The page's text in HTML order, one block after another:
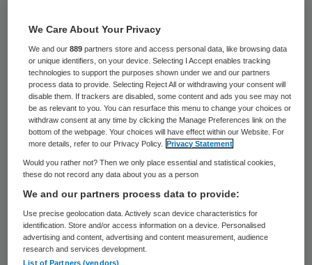
sterfgevallen ontvangen, die in verband
worden gebracht met het antibraakmiddel
Domperidon. Dat meldt het AD woensdag.
Sinds vorige week zijn in totaal 7 nieuwe
klachten binnengekomen bijLareb.Naast de
2 fatale gevallen, zijn er drie meldingen
waarbij sprake is van hartklachten. Over de
andere klachten doet Lareb geen uitspraak.
In totaal zijn er nu 6 doden gemeld die in
verband worden gebracht met Domperidon.
Het omstreden middel is in Nederland
We Care About Your Privacy
We and our889 partners store and access personal data, like browsing data
or unique identifiers, on your device. Selecting I Accept enables tracking
technologies to support the purposes shown under we and our partners
process data to provide. Selecting Reject All or withdrawing your consent will
disable them. If trackers are disabled, some content and ads you see may not
be as relevant to you. You can resurface this menu to change your choices or
withdraw consent at any time by clicking the Manage Preferences link on the
bottom of the webpage. Your choices will have effect within our Website. For
more details, refer to our Privacy Policy.
Privacy Statement
Would you rather not? Then we only place essential and statistical cookies,
these do not record any data about you as a person
We and our partners process data to provide:
Use precise geolocation data. Actively scan device characteristics for
identification. Store and/or access information on a device. Personalised
advertising and content, advertising and content measurement, audience
research and services development.
List of Partners (vendors)